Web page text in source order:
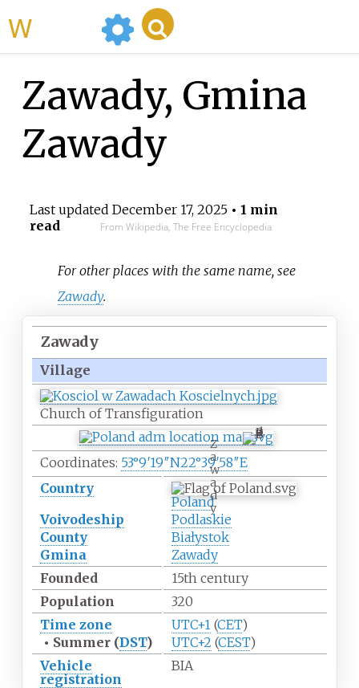
Zawady, Gmina
Zawady
Last updated December 17, 2025• 1 min
read
From Wikipedia, The Free Encyclopedia
For other places with the same name, see
Zawady.
Zawady
Village
Church of Transfiguration
Z
a
w
a
d
y
Coordinates: 53°9′19″N22°39′58″E
Country
Poland
Voivodeship
Podlaskie
County
Białystok
Gmina
Zawady
Founded
15th century
Population
320
Time zone
UTC+1 (CET)
• Summer (DST) UTC+2 (CEST)
Vehicle
registration
BIA